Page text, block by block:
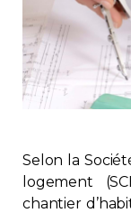
Divers
Immobilier
Copropriété
Selon la
logement
chantier